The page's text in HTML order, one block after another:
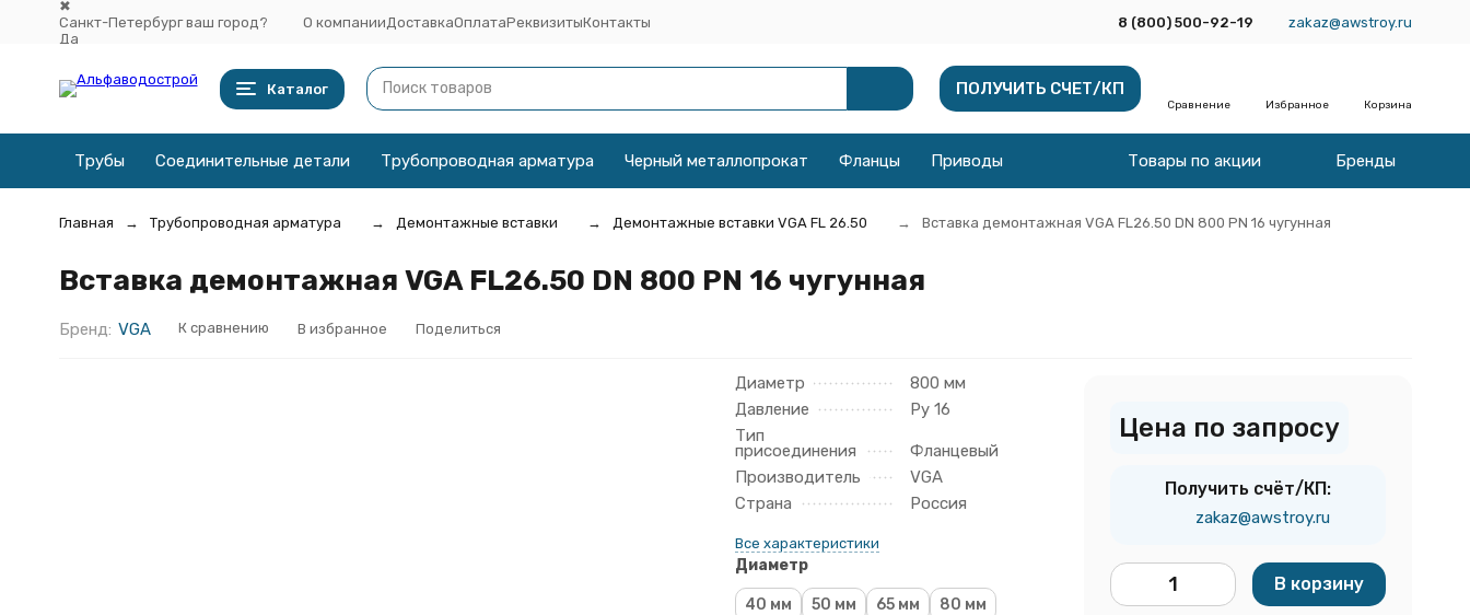
✖
Санкт-Петербург ваш город?
Да
О компании ДоставкаОплатаРеквизитыКонтакты 8 (800) 500-92-19 zakaz@awstroy.ru
Каталог ПОЛУЧИТЬ СЧЕТ/КП
Сравнение Избранное Корзина
Трубы Соединительные детали Трубопроводная арматура Черный металлопрокат Фланцы Приводы Товары по акции Бренды
Главная Трубопроводная арматура Демонтажные вставки Демонтажные вставки VGA FL 26.50 Вставка демонтажная VGA FL26.50 DN 800 PN 16 чугунная
Вставка демонтажная VGA FL26.50 DN 800 PN 16 чугунная
Бренд: VGA К сравнению В избранное Поделиться
Диаметр
800 мм
Давление
Ру 16
Тип
присоединения
Фланцевый
Производитель
VGA
Страна
Россия
Все характеристики
Диаметр
40 мм 50 мм 65 мм
80 мм
Цена по запросу
Получить счёт/КП:
zakaz@awstroy.ru
В корзину